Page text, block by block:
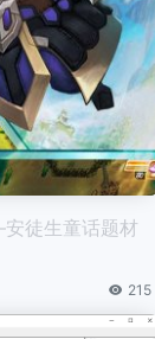
徒生童话题材
215